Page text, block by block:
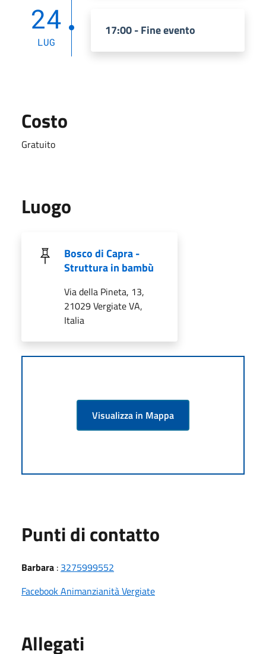
24
LUG
17:00 - Fine evento
Costo
Gratuito
Luogo
Bosco di Capra -
Struttura in bambù
Via della Pineta, 13,
21029 Vergiate VA,
Italia
Visualizza in Mappa
Punti di contatto
Barbara : 3275999552
Facebook Animanzianità Vergiate
Allegati